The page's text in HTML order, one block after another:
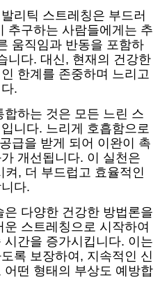
리틱 스트레칭은 부드러
추구하는 사람들에게는 추
움직임과 반동을 포함하
니다. 대신, 현재의 건강한
한계를 존중하며 느리고
.
하는 것은 모든 느린 스
니다. 느리게 호흡함으로
급을 받게 되어 이완이 촉
개선됩니다. 이 실천은
, 더 부드럽고 효율적인
다.
다양한 건강한 방법론을
스트레칭으로 시작하여
간을 증가시킵니다. 이는
록 보장하여, 지속적인 신
떤 형태의 부상도 예방합